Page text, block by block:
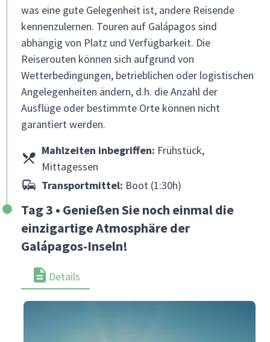
was eine gute Gelegenheit ist, andere Reisende
kennenzulernen. Touren auf Galápagos sind
abhängig von Platz und Verfügbarkeit. Die
Reiserouten können sich aufgrund von
Wetterbedingungen, betrieblichen oder logistischen
Angelegenheiten ändern, d.h. die Anzahl der
Ausflüge oder bestimmte Orte können nicht
garantiert werden.
Mahlzeiten inbegriffen: Frühstück,
Mittagessen
Transportmittel: Boot (1:30h)
Tag 3 • Genießen Sie noch einmal die
einzigartige Atmosphäre der
Galápagos-Inseln!
Details